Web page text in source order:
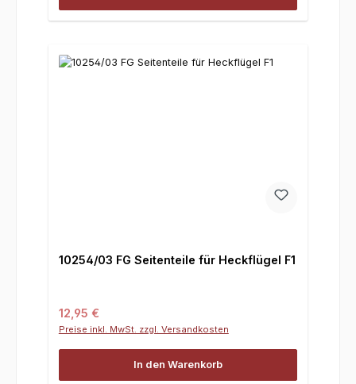
10254/03 FG Seitenteile für Heckflügel F1
Regulärer Preis:
12,95 €
Preise inkl. MwSt. zzgl. Versandkosten
In den Warenkorb